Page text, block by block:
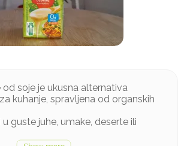
od soje je ukusna alternativa
kuhanje, spravljena od organskih
guste juhe, umake, deserte ili